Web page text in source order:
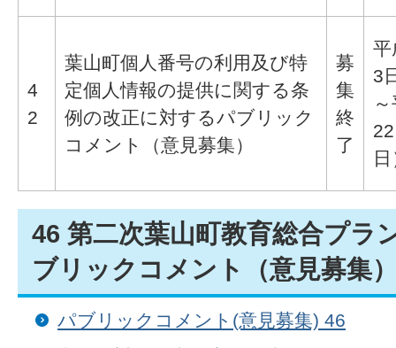
4
2
葉山町個人番号の利用及び特
定個人情報の提供に関する条
例の改正に対するパブリック
コメント（意見募集）
募
集
終
了
平
3
46 第二次葉山町教育総合プラ
ブリックコメント（意見募集
パブリックコメント(意見募集) 46